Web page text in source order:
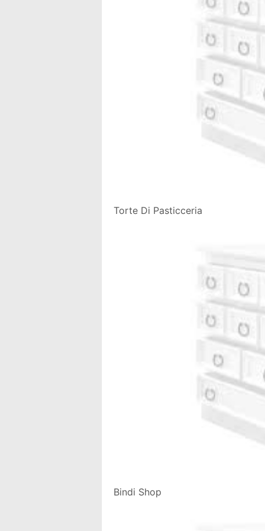
Torte Di Pasticceria
Bindi Shop